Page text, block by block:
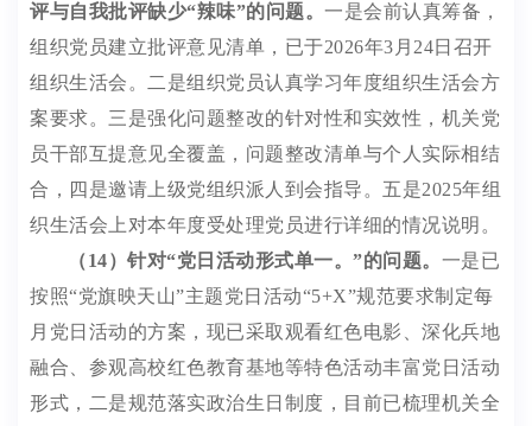
评与自我批评缺少“辣味”的问题。 一是会前认真筹备，
组织党员建立批评意见清单，已于2026年3 月 24日召开
组织生活会。二是组织党员认真学习年度组织生活会方
案要求。三是强化问题整改的针对性和实效性，机关党
员干部互提意见全覆盖，问题整改清单与个人实际相结
合，四是邀请上级党组织派人到会指导。五是2025年组
织生活会上对本年度受处理党员进行详细的情况说明。
（14）针对“党日活动形式单一。 ”的问题。 一是已
按照“党旗映天山”主题党日活动“5+X”规范要求制定每
月党日活动的方案，现已采取观看红色电影、深化兵地
融合、参观高校红色教育基地等特色活动丰富党日活动
形式， 二是规范落实政治生日制度，目前已梳理机关全